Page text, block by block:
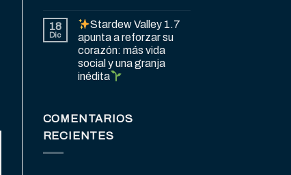
18
Dic
Stardew Valley 1.7
apunta a reforzar su
corazón: más vida
social y una granja
inédita
COMENTARIOS
RECIENTES